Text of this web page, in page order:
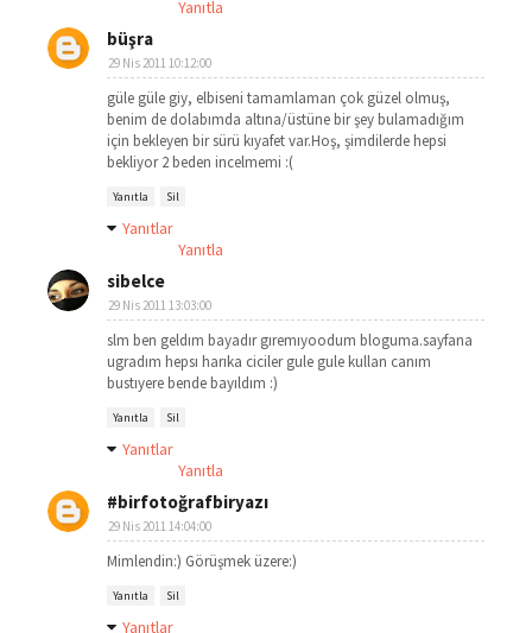
Yanıtla
büşra
29 Nis 2011 10:12:00
güle güle giy, elbiseni tamamlaman çok güzel olmuş,
benim de dolabımda altına/üstüne bir şey bulamadığım
için bekleyen bir sürü kıyafet var.Hoş, şimdilerde hepsi
bekliyor 2 beden incelmemi :(
Yanıtla Sil
Yanıtlar
Yanıtla
sibelce
29 Nis 2011 13:03:00
slm ben geldım bayadır gıremıyoodum bloguma.sayfana
ugradım hepsı harıka ciciler gule gule kullan canım
bustıyere bende bayıldım :)
Yanıtla Sil
Yanıtlar
Yanıtla
#birfotoğrafbiryazı
29 Nis 2011 14:04:00
Mimlendin:) Görüşmek üzere:)
Yanıtla Sil
Yanıtlar